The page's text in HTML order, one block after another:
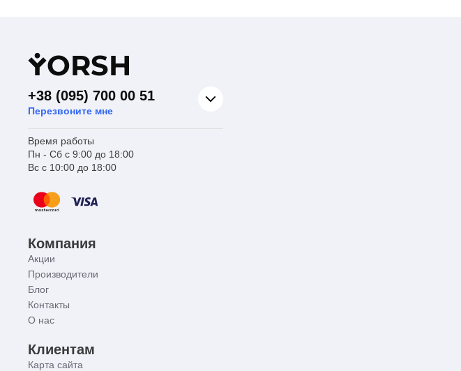
YORSH
+38 (095) 700 00 51
Перезвоните мне
Время работы
Пн - Сб с 9:00 до 18:00
Вс с 10:00 до 18:00
Компания
Акции
Производители
Блог
Контакты
О нас
Клиентам
Карта сайта